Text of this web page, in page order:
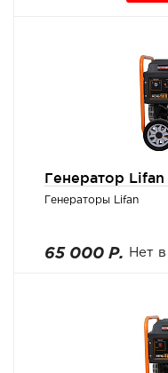
Генератор
Генераторы Lifan
65 000 Р. Нет